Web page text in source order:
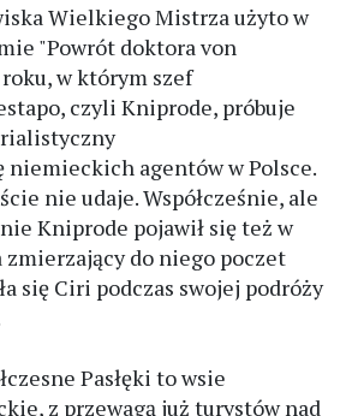
Wielkiego Mistrza użyto w
"Powrót doktora von
w którym szef
czyli Kniprode, próbuje
niemieckich agentów w Polsce.
nie udaje. Współcześnie, ale
Kniprode pojawił się też w
do niego poczet
się Ciri podczas swojej podróży
Pasłęki to wsie
z przewagą już turystów nad